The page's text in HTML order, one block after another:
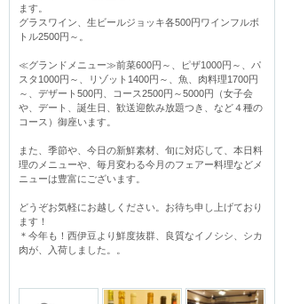
ます。
グラスワイン、生ビールジョッキ各500円ワインフルボ
トル2500円～。
≪グランドメニュー≫前菜600円～、ピザ1000円～、パ
スタ1000円～、リゾット1400円～、魚、肉料理1700円
～、デザート500円、コース2500円～5000円（女子会
や、デート、誕生日、歓送迎飲み放題つき、など４種の
コース）御座います。
また、季節や、今日の新鮮素材、旬に対応して、本日料
理のメニューや、毎月変わる今月のフェアー料理などメ
ニューは豊富にございます。
どうぞお気軽にお越しください。お待ち申し上げており
ます！
＊今年も！西伊豆より鮮度抜群、良質なイノシシ、シカ
肉が、入荷しました。。